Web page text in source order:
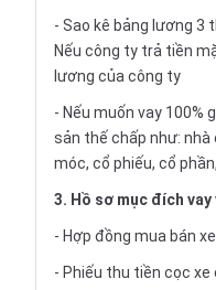
- Sao kê bảng lương 3
Nếu công ty trả tiền
lương của công ty
- Nếu muốn vay 100%
sản thế chấp như:
móc, cổ phiếu, cổ
3. Hồ sơ mục đích vay
- Hợp đồng mua bán
- Phiếu thu tiền cọc xe